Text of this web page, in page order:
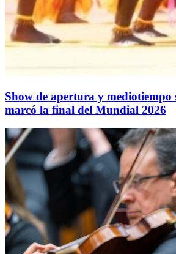
Show de apertura y mediotiempo
marcó la final del Mundial 2026